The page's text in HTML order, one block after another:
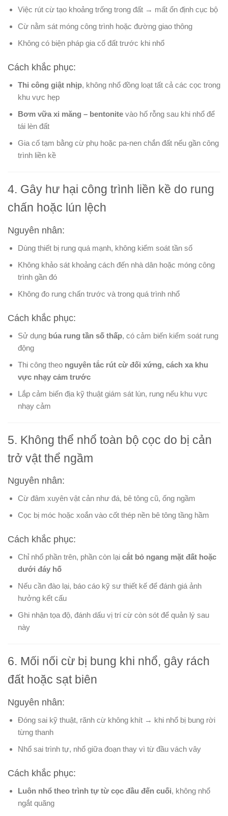
Việc rút cừ tạo khoảng trống trong đất → mất ổn định cục bộ
Cừ nằm sát móng công trình hoặc đường giao thông
Không có biện pháp gia cố đất trước khi nhổ
Cách khắc phục:
Thi công giật nhịp, không nhổ đồng loạt tất cả các cọc trong
khu vực hẹp
Bơm vữa xi măng – bentonitevào hố rỗng sau khi nhổ để
tái lèn đất
Gia cố tạm bằng cừ phụ hoặc pa-nen chắn đất nếu gần công
trình liền kề
4. Gây hư hại công trình liền kề do rung
chấn hoặc lún lệch
Nguyên nhân:
Dùng thiết bị rung quá mạnh, không kiểm soát tần số
Không khảo sát khoảng cách đến nhà dân hoặc móng công
trình gần đó
Không đo rung chấn trước và trong quá trình nhổ
Cách khắc phục:
Sử dụng búa rung tần số thấp, có cảm biến kiểm soát rung
động
Thi công theo nguyên tắc rút cừ đối xứng, cách xa khu
vực nhạy cảm trước
Lắp cảm biến địa kỹ thuật giám sát lún, rung nếu khu vực
nhạy cảm
5. Không thể nhổ toàn bộ cọc do bị cản
trở vật thể ngầm
Nguyên nhân:
Cừ đâm xuyên vật cản như đá, bê tông cũ, ống ngầm
Cọc bị móc hoặc xoắn vào cốt thép nền bê tông tầng hầm
Cách khắc phục:
Chỉ nhổ phần trên, phần còn lại cắt bỏ ngang mặt đất hoặc
dưới đáy hố
Nếu cần đào lại, báo cáo kỹ sư thiết kế để đánh giá ảnh
hưởng kết cấu
Ghi nhận tọa độ, đánh dấu vị trí cừ còn sót để quản lý sau
này
6. Mối nối cừ bị bung khi nhổ, gây rách
đất hoặc sạt biên
Nguyên nhân:
Đóng sai kỹ thuật, rãnh cừ không khít → khi nhổ bị bung rời
từng thanh
Nhổ sai trình tự, nhổ giữa đoạn thay vì từ đầu vách vây
Cách khắc phục:
Luôn nhổ theo trình tự từ cọc đầu đến cuối, không nhổ
ngắt quãng